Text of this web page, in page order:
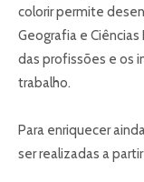
colorir permite
Geografia e
das profissões e os
trabalho.
Para enriquecer
ser realizadas a